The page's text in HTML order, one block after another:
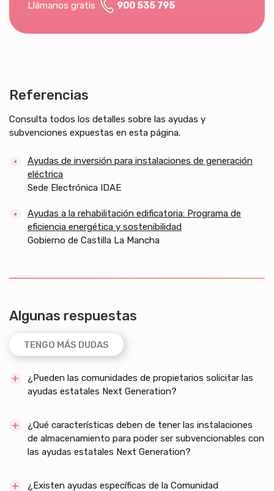
Llámanos gratis 900 535 795
Referencias
Consulta todos los detalles sobre las ayudas y
subvenciones expuestas en esta página.
Ayudas de inversión para instalaciones de generación
eléctrica
Sede Electrónica IDAE
Ayudas a la rehabilitación edificatoria: Programa de
eficiencia energética y sostenibilidad
Gobierno de Castilla La Mancha
Algunas respuestas
TENGO MÁS DUDAS
¿Pueden las comunidades de propietarios solicitar las
ayudas estatales Next Generation?
¿Qué características deben de tener las instalaciones
de almacenamiento para poder ser subvencionables con
las ayudas estatales Next Generation?
¿Existen ayudas específicas de la Comunidad